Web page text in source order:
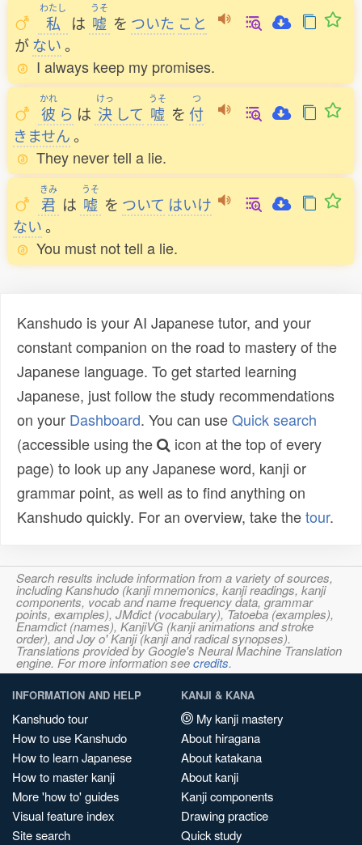
わたし
私 は
うそ
嘘 を ついた こと
がない。
I always keep my promises.
かれ
彼 ら は
けっ
決 して
うそ
嘘 を
つ
付
きません。
They never tell a lie.
きみ
君 は
うそ
嘘 を ついて はいけ
ない。
You must not tell a lie.
Kanshudo is your AI Japanese tutor, and your
constant companion on the road to mastery of the
Japanese language. To get started learning
Japanese, just follow the study recommendations
on your Dashboard. You can useQuick search
(accessible using the
icon at the top of every
page) to look up any Japanese word, kanji or
grammar point, as well as to find anything on
Kanshudo quickly. For an overview, take thetour.
Search results include information from a variety of sources,
including Kanshudo (kanji mnemonics, kanji readings, kanji
components, vocab and name frequency data, grammar
points, examples), JMdict (vocabulary), Tatoeba (examples),
Enamdict (names), KanjiVG (kanji animations and stroke
order), and Joy o' Kanji (kanji and radical synopses).
Translations provided by Google's Neural Machine Translation
engine. For more information seecredits.
INFORMATION AND HELP
Kanshudo tour
How to use Kanshudo
How to learn Japanese
How to master kanji
More 'how to' guides
Visual feature index
Site search
KANJI & KANA
My kanji mastery
About hiragana
About katakana
About kanji
Kanji components
Drawing practice
Quick study